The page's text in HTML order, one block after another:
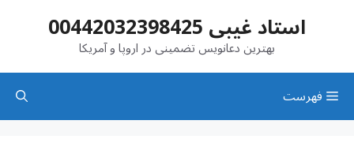
استاد غیبی 00442032398425
بهترین دعانویس تضمینی در اروپا و آمریکا
فهرست